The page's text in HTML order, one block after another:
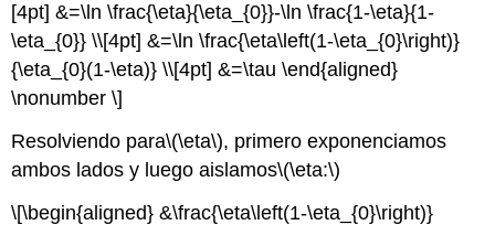
[4pt] &=\ln \frac{\eta}{\eta_{0}}-\ln \frac{1-\eta}{1-
\eta_{0}} \\[4pt] &=\ln \frac{\eta\left(1-\eta_{0}\right)}
{\eta_{0}(1-\eta)} \\[4pt] &=\tau \end{aligned}
\nonumber \]
Resolviendo para\(\eta\), primero exponenciamos
ambos lados y luego aislamos\(\eta:\)
\[\begin{aligned} &\frac{\eta\left(1-\eta_{0}\right)}